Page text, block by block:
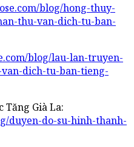
blog/hong-thuy-
thu-van-dich-tu-ban-
blog/lau-lan-truyen-
dich-tu-ban-tieng-
Tăng Già La:
duyen-do-su-hinh-thanh-